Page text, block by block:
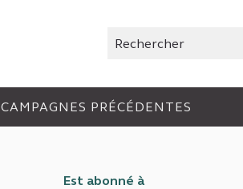
Rechercher
CAMPAGNES PRÉCÉDENTES
Est abonné à